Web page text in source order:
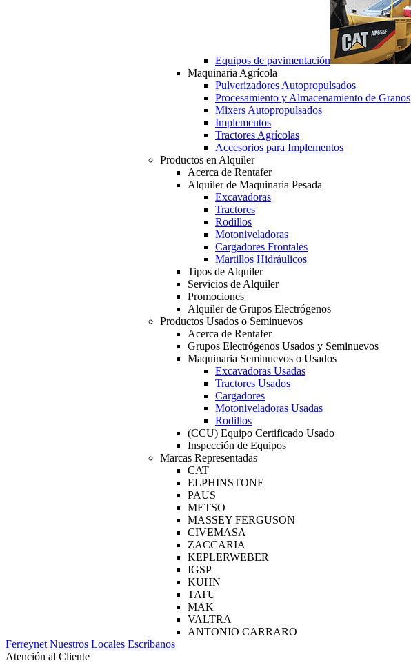
Equipos de pavimentación
Maquinaria Agrícola
Pulverizadores Autopropulsados
Procesamiento y Almacenamiento de Granos
Mixers Autopropulsados
Implementos
Tractores Agrícolas
Accesorios para Implementos
Productos en Alquiler
Acerca de Rentafer
Alquiler de Maquinaria Pesada
Excavadoras
Tractores
Rodillos
Motoniveladoras
Cargadores Frontales
Martillos Hidráulicos
Tipos de Alquiler
Servicios de Alquiler
Promociones
Alquiler de Grupos Electrógenos
Productos Usados o Seminuevos
Acerca de Rentafer
Grupos Electrógenos Usados y Seminuevos
Maquinaria Seminuevos o Usados
Excavadoras Usadas
Tractores Usados
Cargadores
Motoniveladoras Usadas
Rodillos
(CCU) Equipo Certificado Usado
Inspección de Equipos
Marcas Representadas
CAT
ELPHINSTONE
PAUS
METSO
MASSEY FERGUSON
CIVEMASA
ZACCARIA
KEPLERWEBER
IGSP
KUHN
TATU
MAK
VALTRA
ANTONIO CARRARO
Ferreynet Nuestros Locales Escríbanos
Atención al Cliente